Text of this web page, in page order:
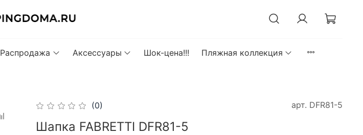
Распродажа Аксессуары Шок-цена!!! Пляжная коллекция
(0) арт. DFR81-5
Шапка FABRETTI DFR81-5